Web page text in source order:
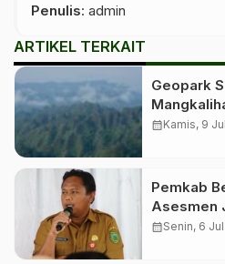
Penulis: admin
ARTIKEL TERKAIT
Geopark
Verifikasi
calendar_monthKamis, 9
Pemkab
Asesmen
calendar_monthSenin, 6